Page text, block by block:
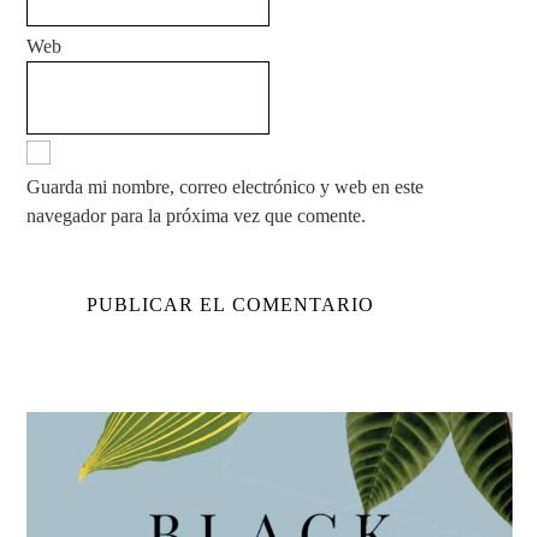
Web
Guarda mi nombre, correo electrónico y web en este
navegador para la próxima vez que comente.